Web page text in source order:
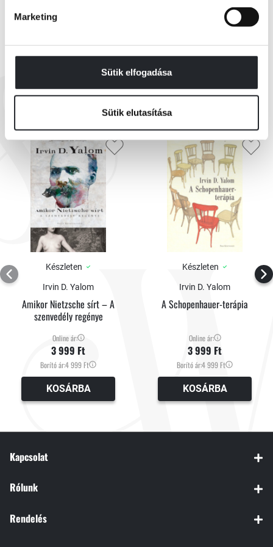
Marketing
Sütik elfogadása
Sütik elutasítása
EZEK IS ÉRDEKELHETNEK
Készleten
Irvin D. Yalom
Amikor Nietzsche sírt – A
szenvedély regénye
Online ár:
3 999 Ft
Borító ár:4 999 Ft
KOSÁRBA
Készleten
Irvin D. Yalom
A Schopenhauer-terápia
Online ár:
3 999 Ft
Borító ár:4 999 Ft
KOSÁRBA
Kapcsolat
Rólunk
Rendelés